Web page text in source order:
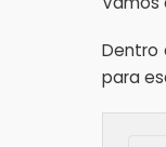
Dentro
para